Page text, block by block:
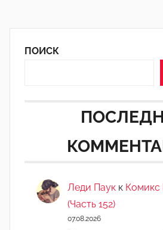
ПОИСК
Леди Паук к
(Часть 152)
07.08.2026